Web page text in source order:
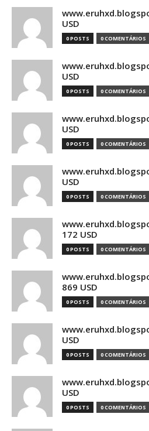
USD
0 POSTS 0 COMENTÁRIOS
USD
0 POSTS 0 COMENTÁRIOS
USD
0 POSTS 0 COMENTÁRIOS
USD
0 POSTS 0 COMENTÁRIOS
172 USD
0 POSTS 0 COMENTÁRIOS
869 USD
0 POSTS 0 COMENTÁRIOS
USD
0 POSTS 0 COMENTÁRIOS
USD
0 POSTS 0 COMENTÁRIOS